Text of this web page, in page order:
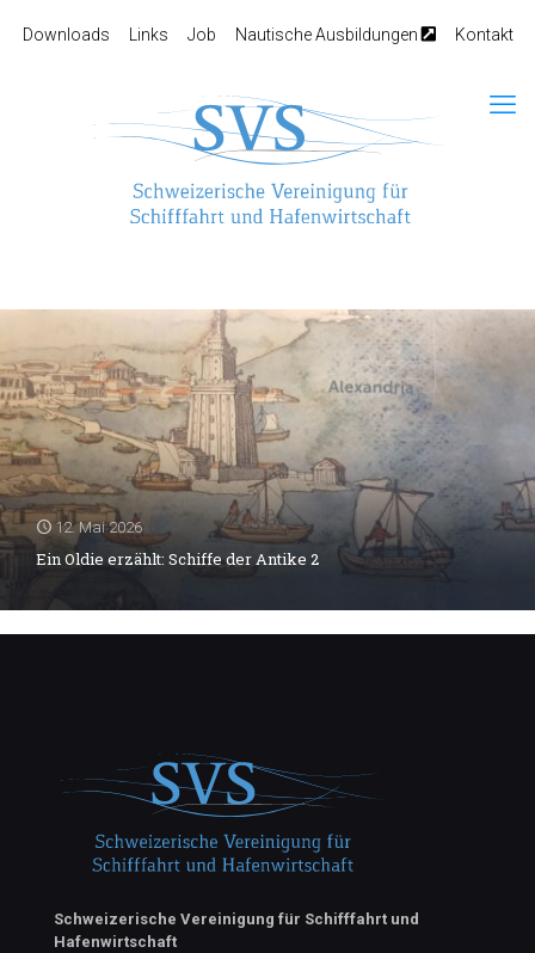
Downloads Links Job Nautische Ausbildungen Kontakt
12. Mai 2026
Ein Oldie erzählt: Schiffe der Antike 2
Schweizerische Vereinigung für Schifffahrt und
Hafenwirtschaft